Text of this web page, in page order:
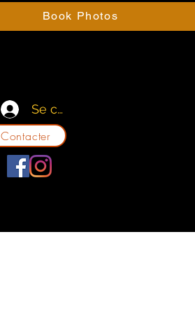
Book Photos
Se connecter
Contacter